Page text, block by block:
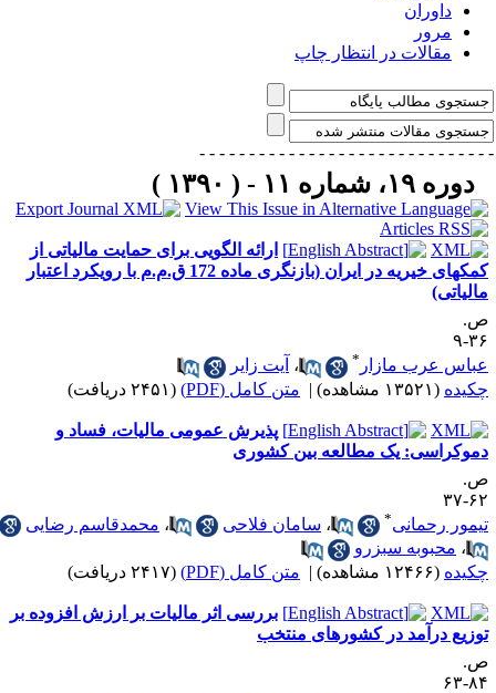
داوران
مرور
مقالات در انتظار چاپ
- - - - - - - - - - - - -
- - - - - - - - - - - - - - -
دوره ۱۹، شماره ۱۱ - ( ۱۳۹۰ )
ارائه الگویی برای حمایت مالیاتی از
کمکهای خیریه در ایران (بازنگری ماده 172 ق.م.م با رویکرد اعتبار
۹
عرب مازار * ،آیت زایر
(۱۳۵۲۱ مشاهده) | متن کامل (PDF) (۲۴۵۱ دریافت)
پذیرش عمومی مالیات، فساد و
یک مطالعه بین کشوری
۳۷
رحمانی
،سامان فلاحی ،محمدقاسم رضایی
،محبوبه سبزرو
(۱۲۴۶۶ مشاهده) | متن کامل (PDF) (۲۴۱۷ دریافت)
بررسی اثر مالیات بر ارزش افزوده بر
درآمد در کشورهای منتخب
۶۳